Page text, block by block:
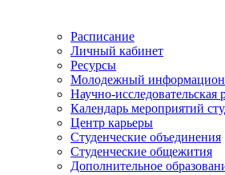
Расписание
Личный кабинет
Ресурсы
Молодежный
Научно-исследовательская
Календарь мероприятий
Центр карьеры
Студенческие объединения
Студенческие общежития
Дополнительное